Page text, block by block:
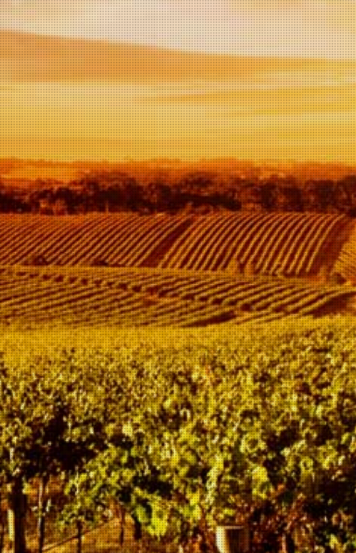
aantrekkelijke frambozen
smaak, en een mooie rode
fruitaroma's in de neus van
aardbeien en jellybeans,
In de mond is het fris,
harmonieus met een lange
afdronk en een klein zoetje wat
je uiteindelijk nog proeft!
Combineer met allerlei soorten
rijst, pizza's en pasta's
Bekijk details
In winkelwagen
Cellers Mas Llunes, Garriquella, Catalonië,
Spanje
Maragda 2023 droge
rosé, Cellers Mas Llunes,
Garriguella, Catalonië,
Spanje
€ 7,99
Droge, frisse en fruitige rosé